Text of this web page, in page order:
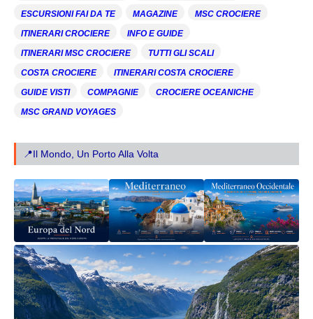
ESCURSIONI FAI DA TE
MAGAZINE
MSC CROCIERE
ITINERARI CROCIERE
INFO E GUIDE
ITINERARI MSC CROCIERE
TUTTI GLI SCALI
COSTA CROCIERE
ITINERARI COSTA CROCIERE
GUIDE VISTI
COMPAGNIE
CROCIERE OCEANICHE
MSC GRAND VOYAGES
📍Il Mondo, Un Porto Alla Volta